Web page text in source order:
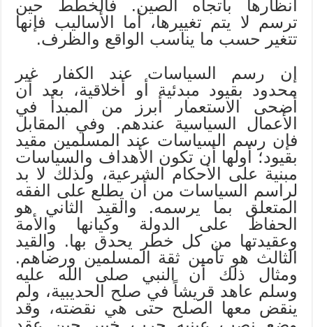
أنظارها باتجاه الصين. فالخطط حين
ترسم لا يتم تغييرها، أما الأساليب فإنها
تتغير حسب ما يناسب الواقع والظرف.
إن رسم السياسات عند الكفار غير
محدود بقيود مبدئية أو أخلاقية، بعد أن
أضحى الاستعمار أبرز من المبدأ في
الأعمال السياسية عندهم. وفي المقابل
فإن رسم السياسات عند المسلمين مقيد
بقيود؛ أولها أن تكون الأهداف والسياسات
مبنية على الأحكام الشرعية، ولذلك لا بد
لراسم السياسات من أن يطلع على الفقه
المتعلق بما يرسمه. والقيد الثاني هو
الحفاظ على الدولة وكيانها والأمة
وعقيدتها من كل خطر يحدق بها. والقيد
الثالث هو تأمين ثقة المسلمين ورضاهم.
ومثال ذلك أن النبي صلى الله عليه
وسلم عاهد قريشاً في صلح الحديبية، ولم
ينقض معها الصلح حتى هي نقضته، وقد